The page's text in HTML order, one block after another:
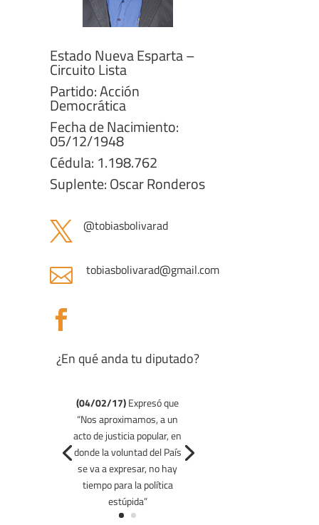
Estado Nueva Esparta –
Circuito Lista
Partido: Acción
Democrática
Fecha de Nacimiento:
05/12/1948
Cédula: 1.198.762
Suplente: Oscar Ronderos
 @tobiasbolivarad
 tobiasbolivarad@gmail.com

¿En qué anda tu diputado?
(04/02/17)Expresó que
“Nos aproximamos, a un
acto de justicia popular, en
donde la voluntad del País
se va a expresar, no hay
tiempo para la política
estúpida”